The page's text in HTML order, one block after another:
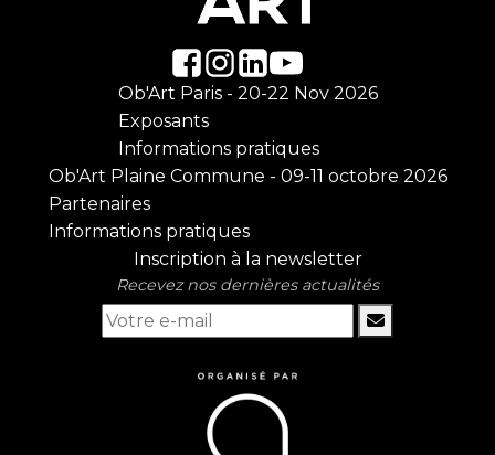
Ob'Art Paris - 20-22 Nov 2026
Exposants
Informations pratiques
Ob'Art Plaine Commune - 09-11 octobre 2026
Partenaires
Informations pratiques
Inscription à la newsletter
Recevez nos dernières actualités